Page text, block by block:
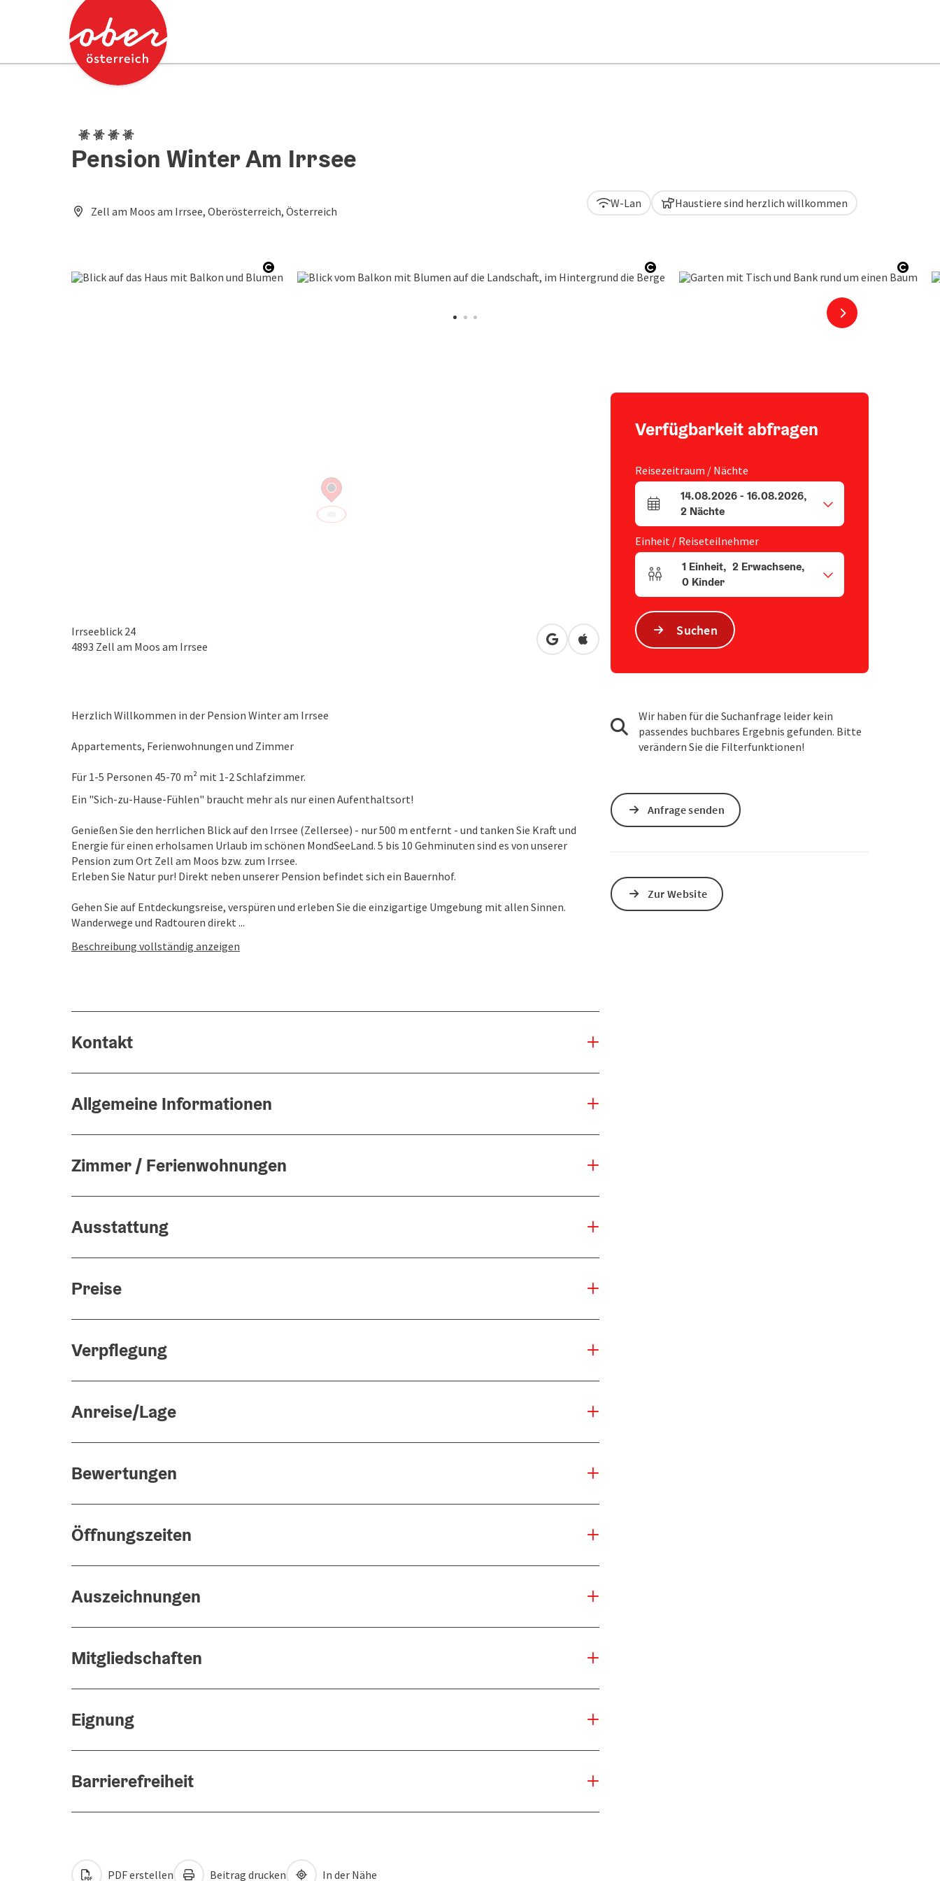
Zum Inhalt
Zum Seitenanfang Accesskey
4 Edelweiß
Pension Winter Am Irrsee
Zell am Moos am Irrsee, Oberösterreich, Österreich
Copyright öffnen Copyright öffnen
nächstes Element
W-Lan Haustiere sind herzlich willkommen
Irrseeblick 24
4893 Zell am Moos am Irrsee in Google Maps öffnen
in Apple Maps öffnen
Herzlich Willkommen in der Pension Winter am Irrsee
Appartements, Ferienwohnungen und Zimmer
Für 1-5 Personen 45-70 m² mit 1-2 Schlafzimmer.
Ein "Sich-zu-Hause-Fühlen" braucht mehr als nur einen Aufenthaltsort!
Genießen Sie den herrlichen Blick auf den Irrsee (Zellersee) - nur 500 m entfernt - und tanken Sie Kraft und
Energie für einen erholsamen Urlaub im schönen MondSeeLand. 5 bis 10 Gehminuten sind es von unserer
Pension zum Ort Zell am Moos bzw. zum Irrsee.
Erleben Sie Natur pur! Direkt neben unserer Pension befindet sich ein Bauernhof.
Gehen Sie auf Entdeckungsreise, verspüren und erleben Sie die einzigartige Umgebung mit allen Sinnen.
Wanderwege und Radtouren direkt ...
Beschreibung vollständig anzeigen
Kontakt
Allgemeine Informationen
Zimmer / Ferienwohnungen
Ausstattung
Preise
Verpflegung
Anreise/Lage
Bewertungen
Öffnungszeiten
Auszeichnungen
Mitgliedschaften
Eignung
Barrierefreiheit
Verfügbarkeit abfragen
Reisezeitraum / Nächte
An- und Abreisefelder
14.08.2026- 16.08.2026,
2 Nächte
Einheit / Reiseteilnehmer
Einheitenanzahl und Personenfelder
1 Einheit, 2 Erwachsene,
0 Kinder
Suchen
Wir haben für die Suchanfrage leider kein
passendes buchbares Ergebnis gefunden. Bitte
verändern Sie die Filterfunktionen!
Anfrage senden
Zur Website
PDF erstellen Beitrag drucken In der Nähe